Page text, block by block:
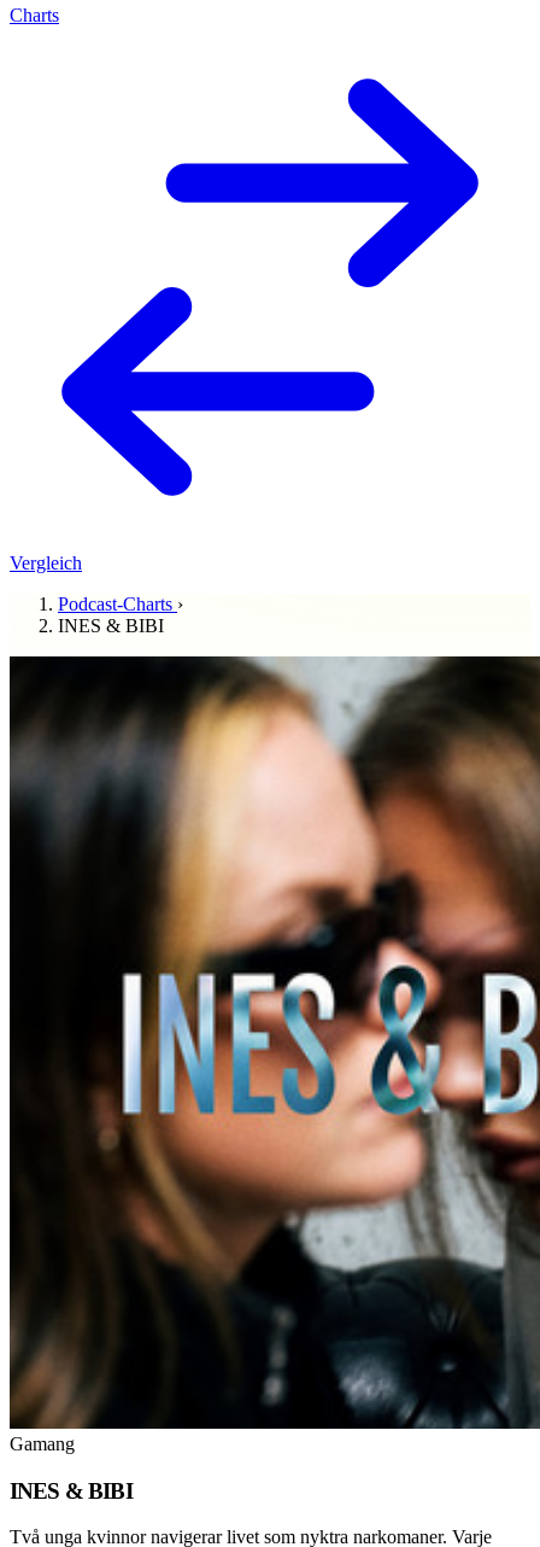
Charts
Vergleich
Podcast-Charts ›
INES & BIBI
Gamang
INES & BIBI
Två unga kvinnor navigerar livet som nyktra narkomaner. Varje